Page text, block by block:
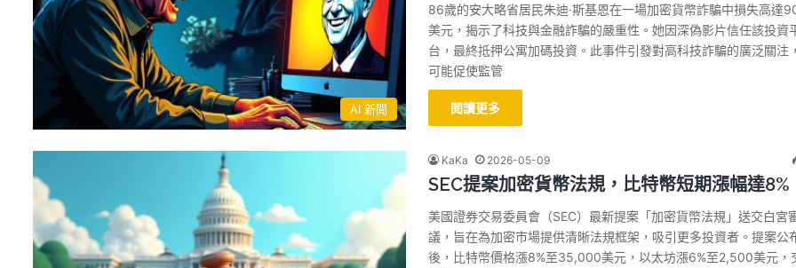
AI 新聞
86歲的安大略省居民朱迪·斯基恩在一場加密貨幣詐騙中損失高達
美元，揭示了科技與金融詐騙的嚴重性。她因深偽影片信任該投資
台，最終抵押公寓加碼投資。此事件引發對高科技詐騙的廣泛關注
可能促使監管
閱讀更多
KaKa 2026-05-09
SEC提案加密貨幣法規，比特幣短期漲幅達8%
美國證券交易委員會（SEC）最新提案「加密貨幣法規」送交白宮
議，旨在為加密市場提供清晰法規框架，吸引更多投資者。提案公
後，比特幣價格漲8%至35,000美元，以太坊漲6%至2,500美元，